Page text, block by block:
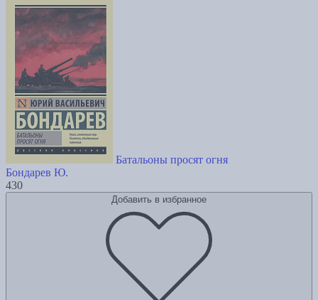
Батальоны просят огня
Бондарев Ю.
430
Добавить в избранное